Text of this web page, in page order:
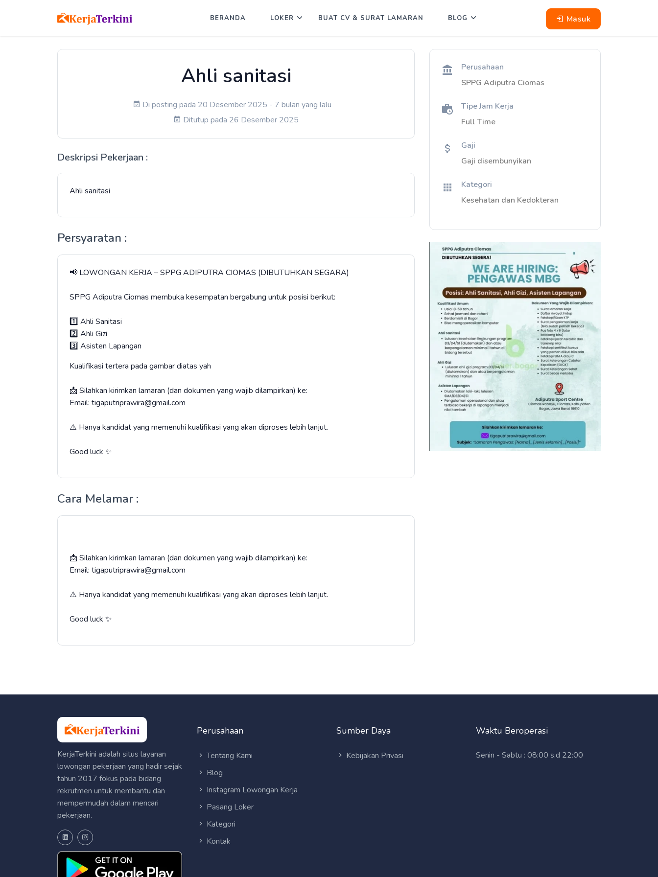
Masuk
BERANDA LOKER BUAT CV & SURAT LAMARAN BLOG
Ahli sanitasi
Di posting pada 20 Desember 2025 - 7 bulan yang lalu
Ditutup pada 26 Desember 2025
Deskripsi Pekerjaan :
Ahli sanitasi
Persyaratan :
📢 LOWONGAN KERJA – SPPG ADIPUTRA CIOMAS (DIBUTUHKAN SEGARA)
SPPG Adiputra Ciomas membuka kesempatan bergabung untuk posisi berikut:
1️⃣ Ahli Sanitasi
2️⃣ Ahli Gizi
3️⃣ Asisten Lapangan
Kualifikasi tertera pada gambar diatas yah
📩 Silahkan kirimkan lamaran (dan dokumen yang wajib dilampirkan) ke:
Email: tigaputriprawira@gmail.com
⚠️ Hanya kandidat yang memenuhi kualifikasi yang akan diproses lebih lanjut.
Good luck ✨
Cara Melamar :
📩 Silahkan kirimkan lamaran (dan dokumen yang wajib dilampirkan) ke:
Email: tigaputriprawira@gmail.com
⚠️ Hanya kandidat yang memenuhi kualifikasi yang akan diproses lebih lanjut.
Good luck ✨
Perusahaan
SPPG Adiputra Ciomas
Tipe Jam Kerja
Full Time
Gaji
Gaji disembunyikan
Kategori
Kesehatan dan Kedokteran
KerjaTerkini adalah situs layanan
lowongan pekerjaan yang hadir sejak
tahun 2017 fokus pada bidang
rekrutmen untuk membantu dan
mempermudah dalam mencari
pekerjaan.
Perusahaan
Tentang Kami
Blog
Instagram Lowongan Kerja
Pasang Loker
Kategori
Kontak
Sumber Daya
Kebijakan Privasi
Waktu Beroperasi
Senin - Sabtu : 08:00 s.d 22:00